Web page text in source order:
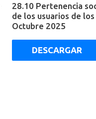
28.10 Pertenencia
de los usuarios de
Octubre 2025
DESCARGAR